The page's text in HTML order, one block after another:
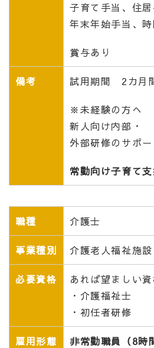
子育て手当、住居
年末年始手当、
賞与あり
備考 試用期間 2カ月
※未経験の方へ
新人向け内部・
外部研修のサポー
常勤向け子育て
職種 介護士
事業種別 介護老人福祉施設
必要資格
あれば望ましい資
・介護福祉士
・初任者研修
雇用形態
非常勤職員（8時